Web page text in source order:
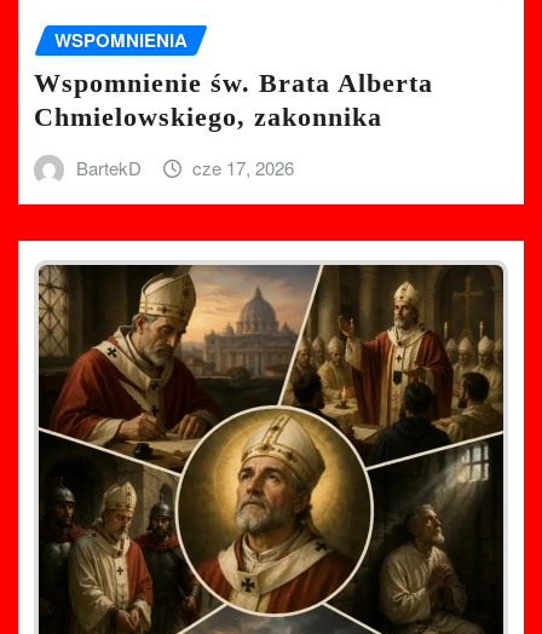
WSPOMNIENIA
Wspomnienie św. Brata Alberta
Chmielowskiego, zakonnika
BartekD cze 17, 2026